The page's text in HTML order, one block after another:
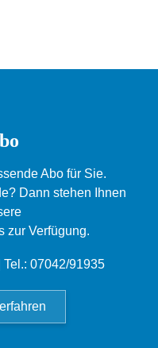
Abo für Sie.
Dann stehen Ihnen
zur Verfügung.
| Tel.: 07042/91935